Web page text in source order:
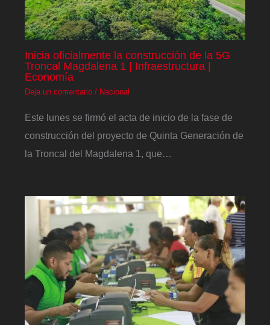
Inicia oficialmente la construcción de la 5G
Troncal Magdalena 1 | Infraestructura |
Economía
Deja un comentario / Nacional
Este lunes se firmó el acta de inicio de la fase de
construcción del proyecto de Quinta Generación de
la Troncal del Magdalena 1, que…